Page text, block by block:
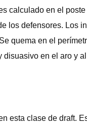
calculado en el
los defensores. Los
quema en el
en el aro y
esta clase de draft.